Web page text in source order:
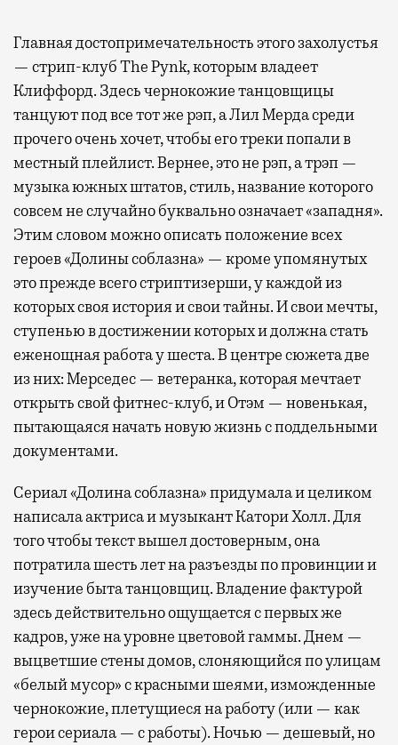
Главная достопримечательность этого захолустья
— стрип-клуб The Pynk, которым владеет
Клиффорд. Здесь чернокожие танцовщицы
танцуют под все тот же рэп, а Лил Мерда среди
прочего очень хочет, чтобы его треки попали в
местный плейлист. Вернее, это не рэп, а трэп —
музыка южных штатов, стиль, название которого
совсем не случайно буквально означает «западня».
Этим словом можно описать положение всех
героев «Долины соблазна» — кроме упомянутых
это прежде всего стриптизерши, у каждой из
которых своя история и свои тайны. И свои мечты,
ступенью в достижении которых и должна стать
еженощная работа у шеста. В центре сюжета две
из них: Мерседес — ветеранка, которая мечтает
открыть свой фитнес-клуб, и Отэм — новенькая,
пытающаяся начать новую жизнь с поддельными
документами.
Сериал «Долина соблазна» придумала и целиком
написала актриса и музыкант Катори Холл. Для
того чтобы текст вышел достоверным, она
потратила шесть лет на разъезды по провинции и
изучение быта танцовщиц. Владение фактурой
здесь действительно ощущается с первых же
кадров, уже на уровне цветовой гаммы. Днем —
выцветшие стены домов, слоняющийся по улицам
«белый мусор» с красными шеями, изможденные
чернокожие, плетущиеся на работу (или — как
герои сериала — с работы). Ночью — дешевый, но